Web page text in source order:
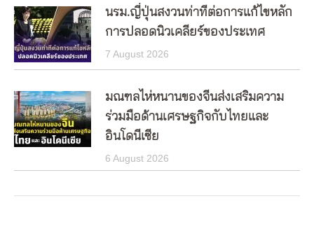
นรม.ญี่ปุ่นสงวนท่าทีต่อการแก้ไขหลัก
การปลอดนิวเคลียร์ของประเทศ
7 August 2026
มณฑลไห่หนานของจีนส่งเสริมความ
ร่วมมือด้านเศรษฐกิจกับไทยและ
อินโดนีเซีย
6 August 2026